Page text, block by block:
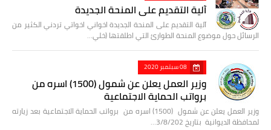
آلية التقديم على المنحة الجديدة
آلية التقديم على المنحة الجديدة اخواني اخواتي تردني الكثير من
الرسائل حول موضوع المنحة الطوارئ التي اطلقتها (خلي…
08 سبتمبر 2020
وزير العمل يعلن عن شمول (1500) اسره من
برواتب الحماية الاجتماعية
وزير العمل يعلن عن شمول (1500) اسره من برواتب الحماية الاجتماعية بعد زيارته
لمحافظة الديوانية بتاريخ 3/8/202…